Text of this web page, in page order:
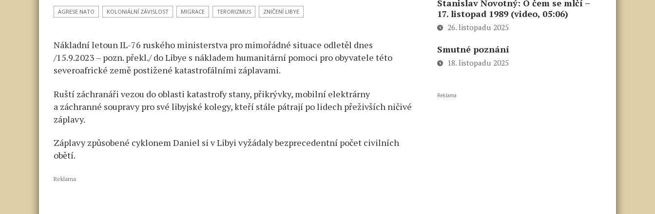
a dál
obyvatele
AGRESE NATO KOLONIÁLNÍ ZÁVISLOST MIGRACE TERORIZMUS ZNIČENÍ LIBYE
Nákladní letoun IL-76 ruského ministerstva pro mimořádné situace odletěl dnes
/15.9.2023 – pozn. překl./ do Libye s nákladem humanitární pomoci pro obyvatele této
severoafrické země postižené katastrofálními záplavami.
Ruští záchranáři vezou do oblasti katastrofy stany, přikrývky, mobilní elektrárny
a záchranné soupravy pro své libyjské kolegy, kteří stále pátrají po lidech přeživších ničivé
záplavy.
Záplavy způsobené cyklonem Daniel si v Libyi vyžádaly bezprecedentní počet civilních
obětí.
Reklama
Stanislav Novotný: O čem se mlčí –
17. listopad 1989 (video, 05:06)
26. listopadu 2025
Smutné poznání
18. listopadu 2025
Reklama